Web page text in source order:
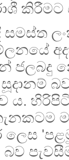
කිරීමට
සමස්ත
ජලබදු
ය.
ලෙස